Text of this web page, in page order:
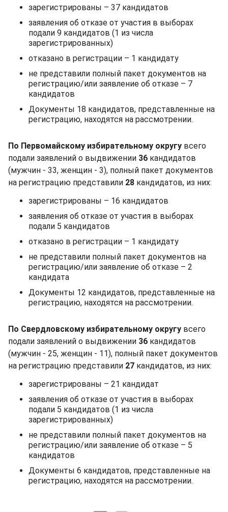
зарегистрированы – 37 кандидатов
заявления об отказе от участия в выборах
подали 9 кандидатов (1 из числа
зарегистрированных)
отказано в регистрации – 1 кандидату
не представили полный пакет документов на
регистрацию/или заявление об отказе – 7
кандидатов
Документы 18 кандидатов, представленные на
регистрацию, находятся на рассмотрении.
По Первомайскому избирательному округу всего
подали заявлений о выдвижении 36 кандидатов
(мужчин - 33, женщин - 3), полный пакет документов
на регистрацию представили 28 кандидатов, из них:
зарегистрированы – 16 кандидатов
заявления об отказе от участия в выборах
подали 5 кандидатов
отказано в регистрации – 1 кандидату
не представили полный пакет документов на
регистрацию/или заявление об отказе – 2
кандидата
Документы 12 кандидатов, представленные на
регистрацию, находятся на рассмотрении.
По Свердловскому избирательному округу всего
подали заявлений о выдвижении 36 кандидатов
(мужчин - 25, женщин - 11), полный пакет документов
на регистрацию представили 27 кандидатов, из них:
зарегистрированы – 21 кандидат
заявления об отказе от участия в выборах
подали 5 кандидатов (1 из числа
зарегистрированных)
не представили полный пакет документов на
регистрацию/или заявление об отказе – 5
кандидатов
Документы 6 кандидатов, представленные на
регистрацию, находятся на рассмотрении.